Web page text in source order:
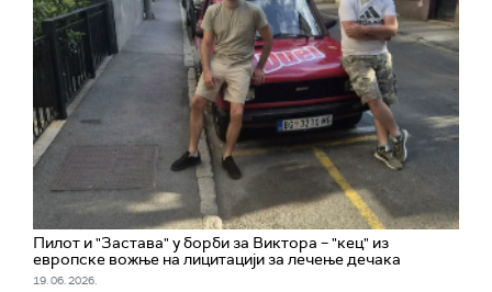
Пилот и "Застава" у борби за Виктора – "кец" из
европске вожње на лицитацији за лечење дечака
19. 06. 2026.